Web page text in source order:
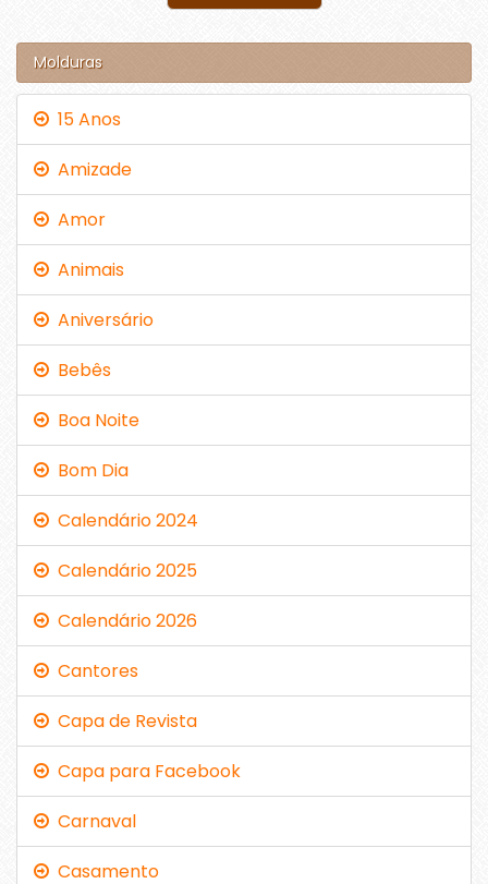
Molduras
15 Anos
Amizade
Amor
Animais
Aniversário
Bebês
Boa Noite
Bom Dia
Calendário 2024
Calendário 2025
Calendário 2026
Cantores
Capa de Revista
Capa para Facebook
Carnaval
Casamento